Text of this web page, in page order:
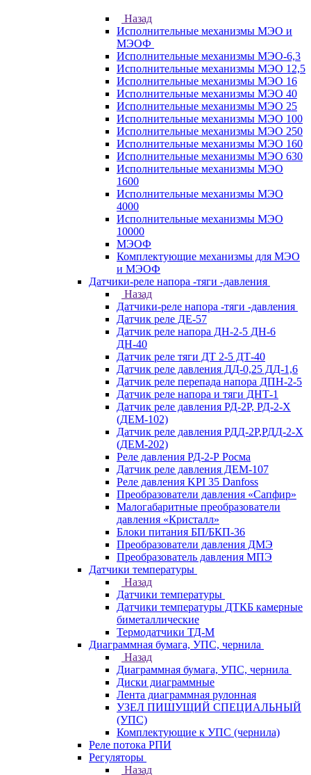
Назад
Исполнительные механизмы МЭО и
МЭОФ
Исполнительные механизмы МЭО-6,3
Исполнительные механизмы МЭО 12,5
Исполнительные механизмы МЭО 16
Исполнительные механизмы МЭО 40
Исполнительные механизмы МЭО 25
Исполнительные механизмы МЭО 100
Исполнительные механизмы МЭО 250
Исполнительные механизмы МЭО 160
Исполнительные механизмы МЭО 630
Исполнительные механизмы МЭО
1600
Исполнительные механизмы МЭО
4000
Исполнительные механизмы МЭО
10000
МЭОФ
Комплектующие механизмы для МЭО
и МЭОФ
Датчики-реле напора -тяги -давления
Назад
Датчики-реле напора -тяги -давления
Датчик реле ДЕ-57
Датчик реле напора ДН-2-5 ДН-6
ДН-40
Датчик реле тяги ДТ 2-5 ДТ-40
Датчик реле давления ДД-0,25 ДД-1,6
Датчик реле перепада напора ДПН-2-5
Датчик реле напора и тяги ДНТ-1
Датчик реле давления РД-2Р, РД-2-Х
(ДЕМ-102)
Датчик реле давления РДД-2Р,РДД-2-Х
(ДЕМ-202)
Реле давления РД-2-Р Росма
Датчик реле давления ДЕМ-107
Реле давления KPI 35 Danfoss
Преобразователи давления «Сапфир»
Малогабаритные преобразователи
давления «Кристалл»
Блоки питания БП/БКП-36
Преобразователи давления ДМЭ
Преобразователь давления МПЭ
Датчики температуры
Назад
Датчики температуры
Датчики температуры ДТКБ камерные
биметаллические
Термодатчики ТД-М
Диаграммная бумага, УПС, чернила
Назад
Диаграммная бумага, УПС, чернила
Диски диаграммные
Лента диаграммная рулонная
УЗЕЛ ПИШУЩИЙ СПЕЦИАЛЬНЫЙ
(УПС)
Комплектующие к УПС (чернила)
Реле потока РПИ
Регуляторы
Назад